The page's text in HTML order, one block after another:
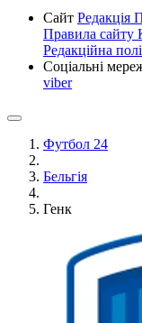
Сайт Редакція
Правила сайту
Редакційна
Соціальні
viber
Футбол 24
Бельгія
Генк